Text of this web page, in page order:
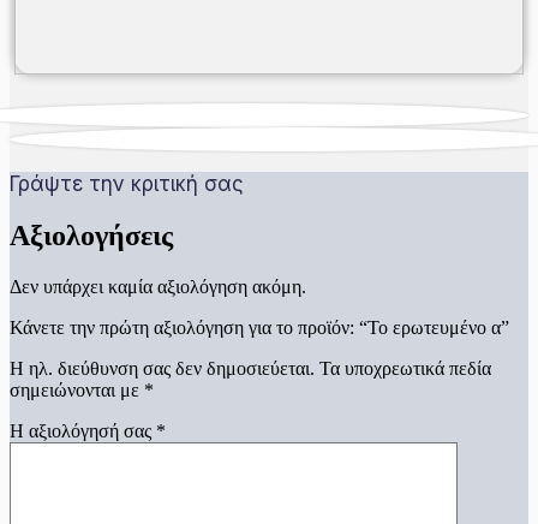
Γράψτε την κριτική σας
Αξιολογήσεις
Δεν υπάρχει καμία αξιολόγηση ακόμη.
Κάνετε την πρώτη αξιολόγηση για το προϊόν: “Το ερωτευμένο α”
Η ηλ. διεύθυνση σας δεν δημοσιεύεται. Τα υποχρεωτικά πεδία
σημειώνονται με *
Η αξιολόγησή σας *